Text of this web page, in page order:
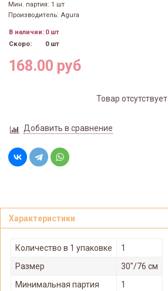
Мин. партия: 1 шт
Производитель: Agura
В наличии: 0 шт
Скоро:
0 шт
168.00 руб
Товар отсутствует
Добавить в сравнение
Характеристики
Количество в 1 упаковке
1
Размер
30"/76 см
Минимальная партия
1